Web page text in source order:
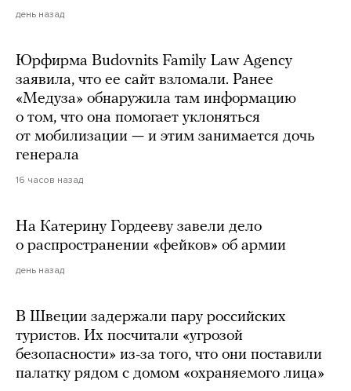
день назад
Юрфирма Budovnits Family Law Agency
заявила, что ее сайт взломали. Ранее
«Медуза» обнаружила там информацию
о том, что она помогает уклоняться
от мобилизации — и этим занимается дочь
генерала
16 часов назад
На Катерину Гордееву завели дело
о распространении «фейков» об армии
день назад
В Швеции задержали пару российских
туристов. Их посчитали «угрозой
безопасности» из-за того, что они поставили
палатку рядом с домом «охраняемого лица»